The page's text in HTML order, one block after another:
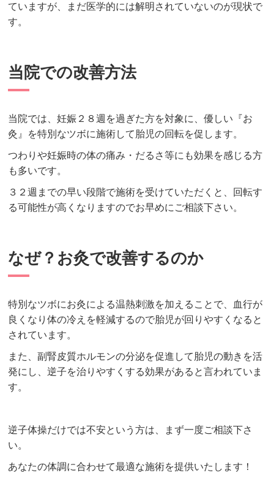
ていますが、まだ医学的には解明されていないのが現状で
す。
当院での改善方法
当院では、妊娠２８週を過ぎた方を対象に、優しい『お
灸』を特別なツボに施術して胎児の回転を促します。
つわりや妊娠時の体の痛み・だるさ等にも効果を感じる方
も多いです。
３２週までの早い段階で施術を受けていただくと、回転す
る可能性が高くなりますのでお早めにご相談下さい。
なぜ？お灸で改善するのか
特別なツボにお灸による温熱刺激を加えることで、血行が
良くなり体の冷えを軽減するので胎児が回りやすくなると
されています。
また、副腎皮質ホルモンの分泌を促進して胎児の動きを活
発にし、逆子を治りやすくする効果があると言われていま
す。
逆子体操だけでは不安という方は、まず一度ご相談下さ
い。
あなたの体調に合わせて最適な施術を提供いたします！